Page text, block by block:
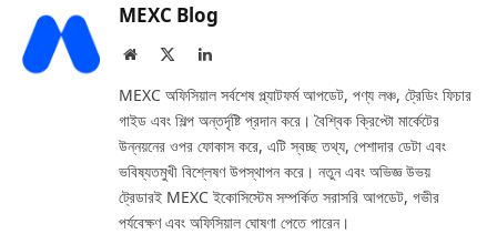
MEXC Blog
Website LinkedIn
MEXC অফিসিয়াল সর্বশেষ প্ল্যাটফর্ম আপডেট, পণ্য লঞ্চ, ট্রেডিং ফিচার
গাইড এবং শিল্প অন্তর্দৃষ্টি প্রদান করে। বৈশ্বিক ক্রিপ্টো মার্কেটের
উন্নয়নের ওপর ফোকাস করে, এটি স্বচ্ছ তথ্য, পেশাদার ডেটা এবং
ভবিষ্যতমুখী বিশ্লেষণ উপস্থাপন করে। নতুন এবং অভিজ্ঞ উভয়
ট্রেডারই MEXC ইকোসিস্টেম সম্পর্কিত সরাসরি আপডেট, গভীর
পর্যবেক্ষণ এবং অফিসিয়াল ঘোষণা পেতে পারেন।